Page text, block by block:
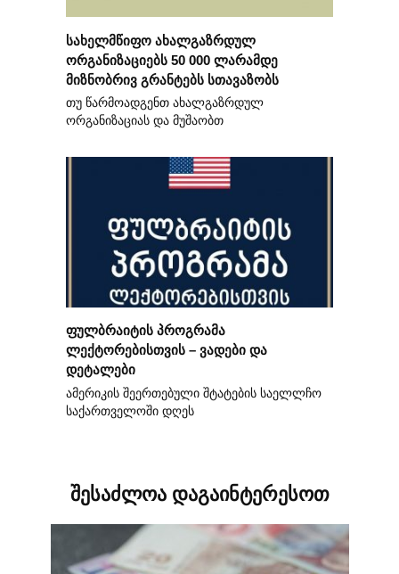
სახელმწიფო ახალგაზრდულ
ორგანიზაციებს 50 000 ლარამდე
მიზნობრივ გრანტებს სთავაზობს
თუ წარმოადგენთ ახალგაზრდულ
ორგანიზაციას და მუშაობთ
ფულბრაიტის პროგრამა
ლექტორებისთვის – ვადები და
დეტალები
ამერიკის შეერთებული შტატების საელლჩო
საქართველოში დღეს
შესაძლოა დაგაინტერესოთ